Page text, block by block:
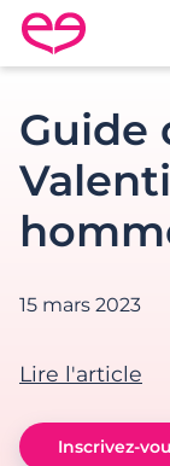
Rencontre en
Guide
15 mars 2023
Lire l'article
Inscrivez-